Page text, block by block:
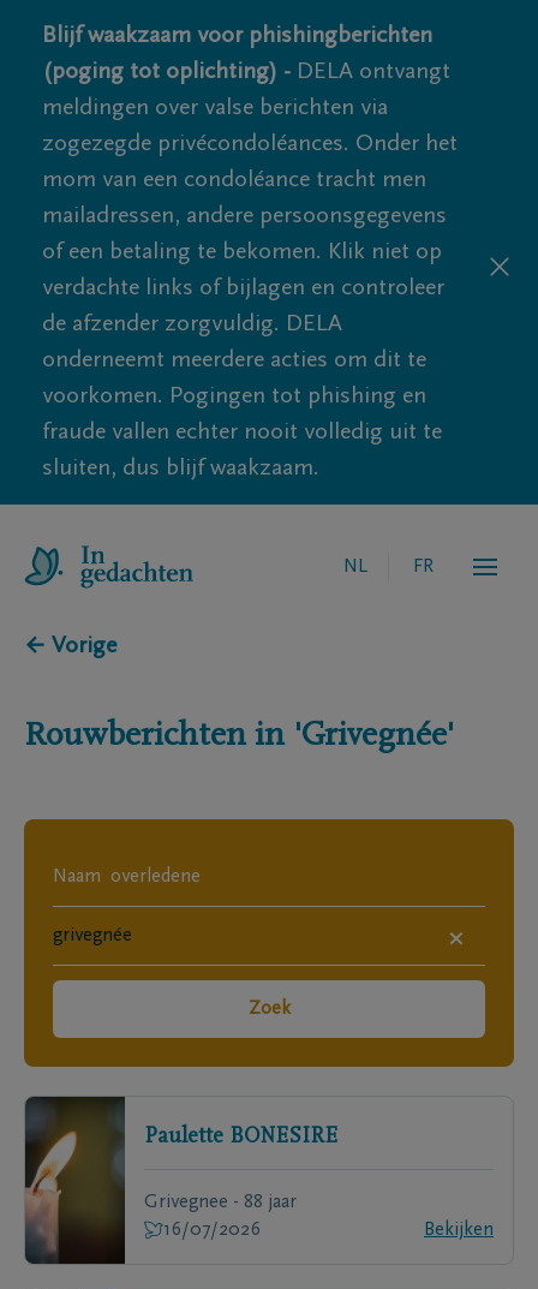
Blijf waakzaam voor phishingberichten
(poging tot oplichting) - DELA ontvangt
meldingen over valse berichten via
zogezegde privécondoléances. Onder het
mom van een condoléance tracht men
mailadressen, andere persoonsgegevens
of een betaling te bekomen. Klik niet op
verdachte links of bijlagen en controleer
de afzender zorgvuldig. DELA
onderneemt meerdere acties om dit te
voorkomen. Pogingen tot phishing en
fraude vallen echter nooit volledig uit te
sluiten, dus blijf waakzaam.
NL FR
← Vorige
Rouwberichten in 'Grivegnée'
×
Zoek
Paulette BONESIRE
Grivegnee - 88 jaar
16/07/2026
Bekijken